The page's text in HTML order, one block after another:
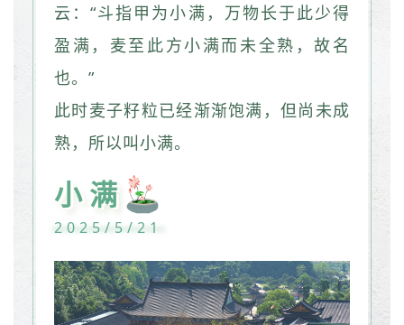
云：“斗指甲为小满，万物长于此少得
盈满，麦至此方小满而未全熟，故名
也。”
此时麦子籽粒已经渐渐饱满，但尚未成
熟，所以叫小满。
小满
2025/5/21